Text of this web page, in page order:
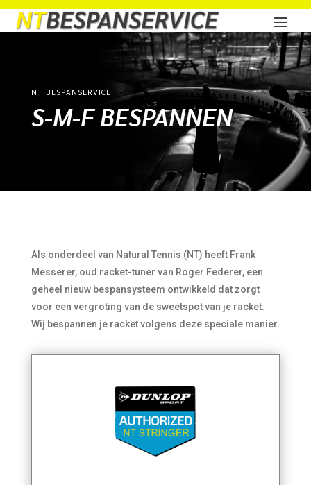
NT BESPANSERVICE
S-M-F BESPANNEN
Als onderdeel van Natural Tennis (NT) heeft Frank
Messerer, oud racket-tuner van Roger Federer, een
geheel nieuw bespansysteem ontwikkeld dat zorgt
voor een vergroting van de sweetspot van je racket.
Wij bespannen je racket volgens deze speciale manier.